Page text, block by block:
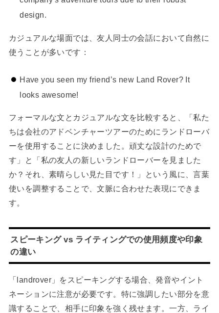
design.
カジュアルな場面では、友人同士の会話において自然に
使うことが多いです：
Have you seen my friend’s new Land Rover? It
looks awesome!
フォーマルな文とカジュアルな文を比較すると、「私た
ちは会社のアドベンチャーツアーのためにランドローバ
ーを使用することに決めました。頑丈な設計のためで
す」と「私の友人の新しいランドローバーを見ました
か？それ、素晴らしい見た目です！」という風に、言葉
使いを調整することで、文脈に合わせた表現にできま
す。
スピーキング vs ライティングでの使用頻度や印象
の違い
「landrover」をスピーキングする場合、発音やイント
ネーションに注意が必要です。特に強調したい部分を意
識することで、相手に印象を強く残せます。一方、ライ